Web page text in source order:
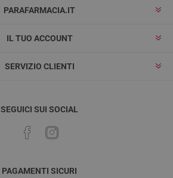
PARAFARMACIA.IT
IL TUO ACCOUNT
SERVIZIO CLIENTI
SEGUICI SUI SOCIAL
PAGAMENTI SICURI